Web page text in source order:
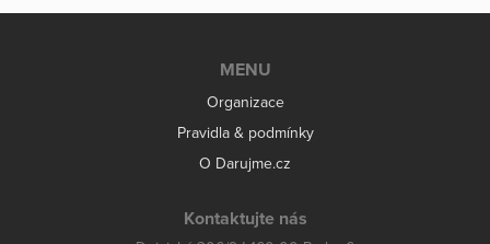
MENU
Organizace
Pravidla & podmínky
O Darujme.cz
Kontaktujte nás